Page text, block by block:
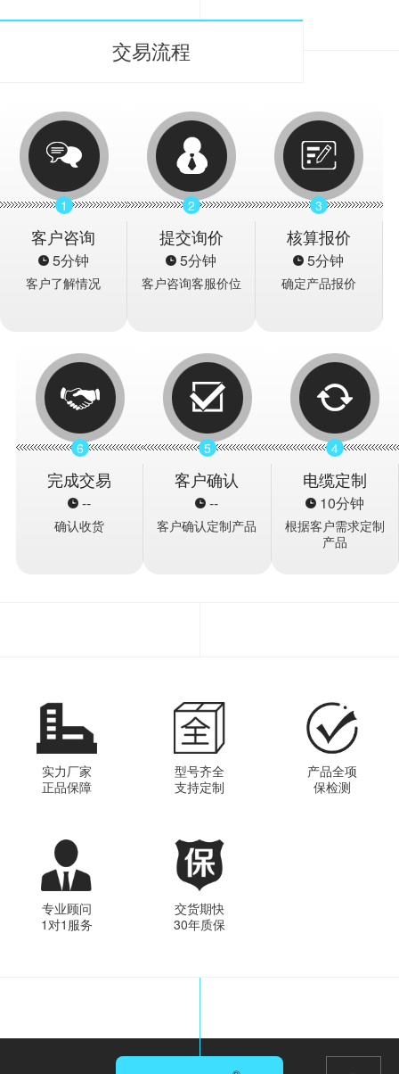
交易流程
1
客户咨询
5分钟
客户了解情况
2
提交询价
5分钟
客户咨询客服价位
3
核算报价
5分钟
确定产品报价
4
电缆定制
10分钟
根据客户需求定制
产品
5
客户确认
--
客户确认定制产品
6
完成交易
--
确认收货
实力厂家
正品保障
型号齐全
支持定制
产品全项
保检测
专业顾问
1对1服务
交货期快
30年质保